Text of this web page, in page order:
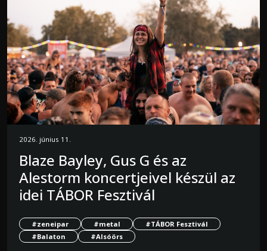
2026. június 11.
Blaze Bayley, Gus G és az
Alestorm koncertjeivel készül az
idei TÁBOR Fesztivál
#zeneipar #metal
#TÁBOR Fesztivál
#Balaton
#Alsóörs